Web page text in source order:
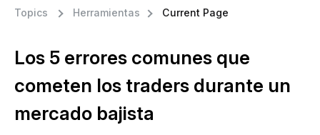
Topics Herramientas Current Page
Los 5 errores comunes que
cometen los traders durante un
mercado bajista